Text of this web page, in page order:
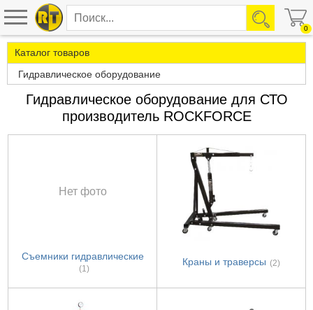
0
Каталог товаров
Гидравлическое оборудование
Гидравлическое оборудование для СТО
производитель ROCKFORCE
Нет фото
Съемники гидравлические
(1)
Краны и траверсы (2)